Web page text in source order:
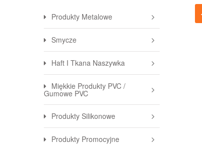
Produkty Metalowe
Smycze
Haft I Tkana Naszywka
Miękkie Produkty PVC /
Gumowe PVC
Produkty Silikonowe
Produkty Promocyjne